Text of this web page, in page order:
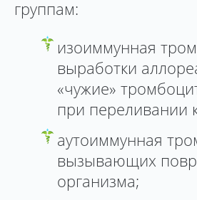
группам:
изоиммунная
выработки
«чужие»
при переливании
аутоиммунная
вызывающих
организма;